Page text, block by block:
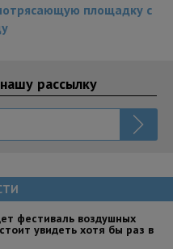
площадку с
рассылку
фестиваль воздушных
увидеть хотя бы раз в